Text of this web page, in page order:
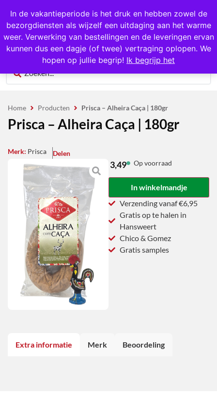
In de vakantieperiode is het druk en hebben zowel de
bezorgdiensten als wijzelf een uitdaging aan het warme
weer. Verwerking van bestellingen en de leveringen ervan
kunnen dus een dagje (of twee) vertraging oplopen. We
hopen op jullie begrip! Ik begrijp het
1000+ producten op voorraad
0
Home Producten Prisca – Alheira Caça | 180gr
Prisca – Alheira Caça | 180gr
Merk: Prisca Delen
3,49 Op voorraad
In winkelmandje
Verzending vanaf €6,95
Gratis op te halen in
Hansweert
Chico & Gomez
Gratis samples
Extra informatie Merk Beoordeling